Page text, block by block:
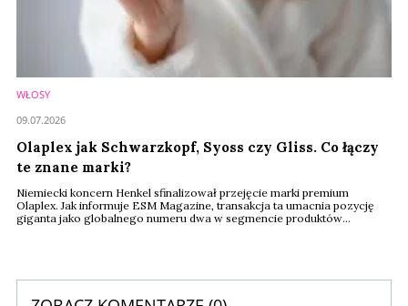
WŁOSY
Olaplex jak Schwarzkopf, Syoss czy Gliss. Co łączy
te znane marki?
Niemiecki koncern Henkel sfinalizował przejęcie marki premium
Olaplex. Jak informuje ESM Magazine, transakcja ta umacnia pozycję
giganta jako globalnego numeru dwa w segmencie produktów
09.07.2026